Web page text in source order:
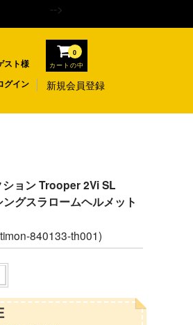
-->
スト様 カートの中
0
グイン 新規会員登録
ョン Trooper 2Vi SL
グスラロームヘルメット
840133-th001)